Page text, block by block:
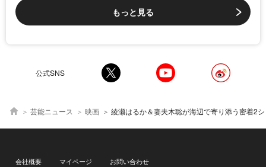
もっと見る
公式SNS
芸能ニュース 映画 綾瀬はるか＆妻夫木聡が海辺で寄り添う密着2ショットに「癒される」「いい夫婦」
会社概要 マイページ
お問い合わせ